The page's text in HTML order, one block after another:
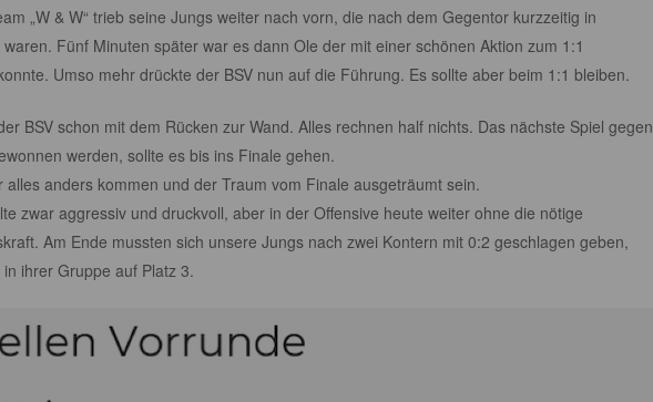
„W & W“ trieb seine Jungs weiter nach vorn, die nach dem Gegentor kurzzeitig in
Fünf Minuten später war es dann Ole der mit einer schönen Aktion zum 1:1
Umso mehr drückte der BSV nun auf die Führung. Es sollte aber beim 1:1 bleiben.
BSV schon mit dem Rücken zur Wand. Alles rechnen half nichts. Das nächste Spiel gegen
werden, sollte es bis ins Finale gehen.
alles anders kommen und der Traum vom Finale ausgeträumt sein.
zwar aggressiv und druckvoll, aber in der Offensive heute weiter ohne die nötige
Am Ende mussten sich unsere Jungs nach zwei Kontern mit 0:2 geschlagen geben,
ihrer Gruppe auf Platz 3.